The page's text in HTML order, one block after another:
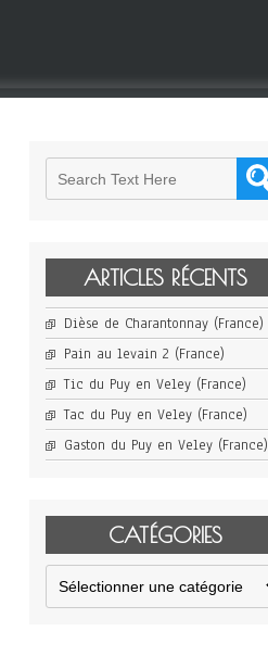
ARTICLES RÉCENTS
Dièse de Charantonnay (France)
Pain au levain 2 (France)
Tic du Puy en Veley (France)
Tac du Puy en Veley (France)
Gaston du Puy en Veley (France)
CATÉGORIES
Catégories